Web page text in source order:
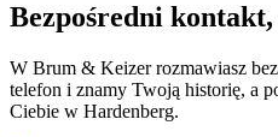
Bezpośredni
W Brum & Keizer rozmawiasz
telefon i znamy Twoją historię, a
Ciebie w Hardenberg.